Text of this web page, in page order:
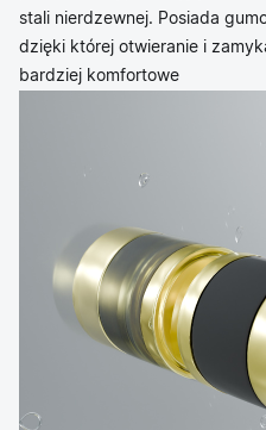
stali nierdzewnej. Posiada
dzięki której otwieranie i
bardziej komfortowe